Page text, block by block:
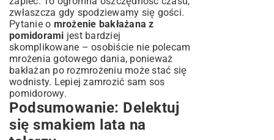
zwłaszcza gdy spodziewamy się gości.
Pytanie o mrożenie bakłażana z
pomidorami jest bardziej
skomplikowane – osobiście nie polecam
mrożenia gotowego dania, ponieważ
bakłażan po rozmrożeniu może stać się
wodnisty. Lepiej zamrozić sam sos
pomidorowy.
Podsumowanie: Delektuj
się smakiem lata na